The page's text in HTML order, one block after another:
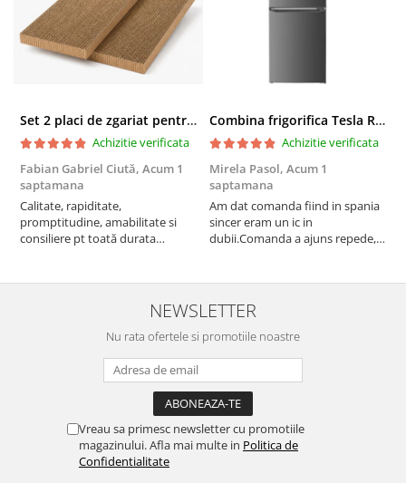
Set 2 placi de zgariat pentru casuta pisici BUNTZ KJW5086, compatibile cu casuta 59 x 28.5 x 35 cm
Achizitie verificata
Fabian Gabriel Ciută, Acum 1
saptamana
Calitate, rapiditate,
promptitudine, amabilitate si
consiliere pt toată durata
Combina frigorifica Tesla RC2600HXE, 262 l, Clasa E, Iluminare LED, dezghetare automata frigider, H 180 cm, Inox
Achizitie verificata
Mirela Pasol, Acum 1
saptamana
Am dat comanda fiind in spania
sincer eram un ic in
dubii.Comanda a ajuns repede,in
treaba,va multumesc pentru
rapiditate si
amabilitate,RECOMAND 100%
NEWSLETTER
Nu rata ofertele si promotiile noastre
Vreau sa primesc newsletter cu promotiile
magazinului. Afla mai multe in Politica de
Confidentialitate